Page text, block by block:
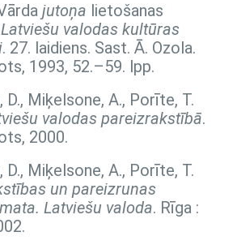
jutoņa lietošanas
Latviešu valodas kultūras
. 27. laidiens. Sast. Ā. Ozola.
1993, 52.–59. lpp.
D., Miķelsone, A., Porīte, T.
valodas pareizrakstībā.
2000.
D., Miķelsone, A., Porīte, T.
un pareizrunas
Latviešu valoda. Rīga :